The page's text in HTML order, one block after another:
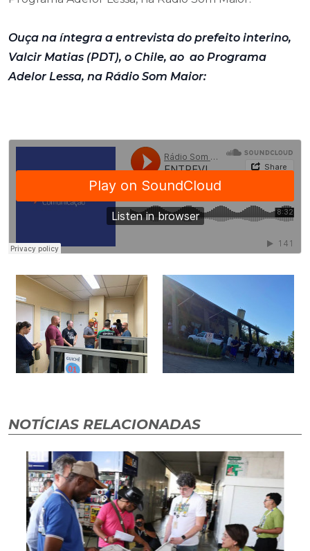
Ouça na íntegra a entrevista do prefeito interino,
Valcir Matias (PDT), o Chile, ao ao Programa
Adelor Lessa, na Rádio Som Maior:
NOTÍCIAS RELACIONADAS